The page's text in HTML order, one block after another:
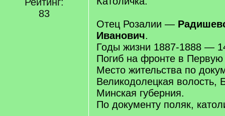
83
Отец Розалии —
Иванович.
Годы жизни 1887-1888 —
Погиб на фронте в
Место жительства по
Великодолецкая волость,
Минская губерния.
По документу поляк,